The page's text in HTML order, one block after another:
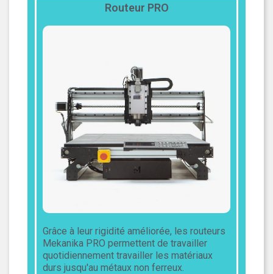
Routeur PRO
Grâce à leur rigidité améliorée, les routeurs
Mekanika PRO permettent de travailler
quotidiennement travailler les matériaux
durs jusqu'au métaux non ferreux.